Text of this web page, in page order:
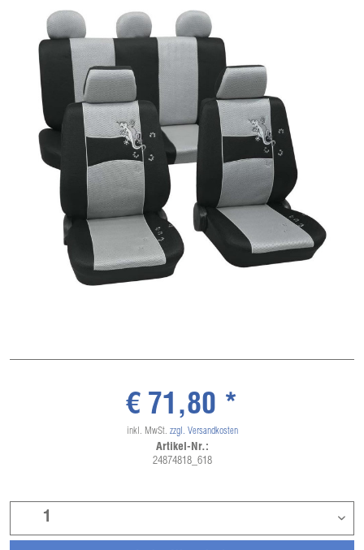
€ 71,80 *
inkl. MwSt. zzgl. Versandkosten
Artikel-Nr.:
24874818_618